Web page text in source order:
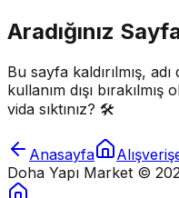
Aradığınız
Bu sayfa kaldırılmış,
kullanım dışı
vida sıktınız? 🛠️
Anasayfa
Doha Yapı Market ©